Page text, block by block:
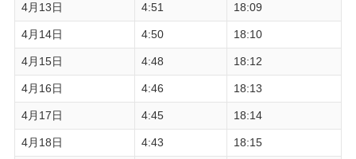
4月13日 4:51 18:09
4月14日 4:50 18:10
4月15日 4:48 18:12
4月16日 4:46 18:13
4月17日 4:45 18:14
4月18日 4:43 18:15